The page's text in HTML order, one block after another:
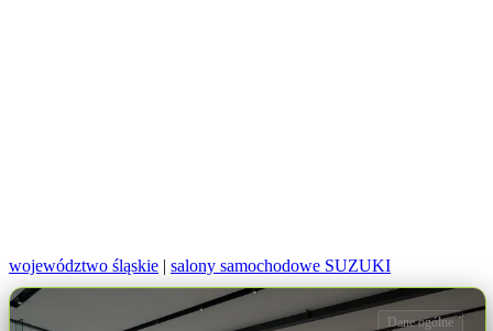
województwo śląskie | salony samochodowe SUZUKI
Dane ogólne